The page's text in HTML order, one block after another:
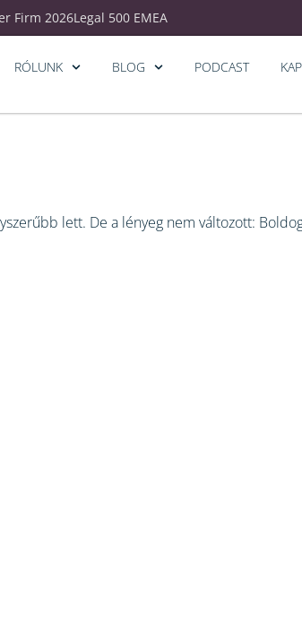
Firm 2026Legal 500 EMEA
RÓLUNK BLOG PODCAST
lett. De a lényeg nem változott: